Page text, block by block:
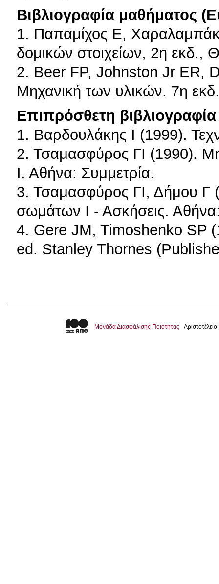
Βιβλιογραφία μαθήματος
1. Παπαμίχος Ε,
δομικών στοιχείων, 2η εκδ.,
2. Beer FP, Johnston Jr ER,
Μηχανική των υλικών. 7η
Επιπρόσθετη βιβλιογραφία
1. Βαρδουλάκης Ι (1999).
2. Τσαμασφύρος ΓΙ (1990).
Ι. Αθήνα: Συμμετρία.
3. Τσαμασφύρος ΓΙ, Δήμου
σωμάτων Ι - Ασκήσεις.
4. Gere JM, Timoshenko SP
ed. Stanley Thornes
Μονάδα Διασφάλισης Ποιότητας -